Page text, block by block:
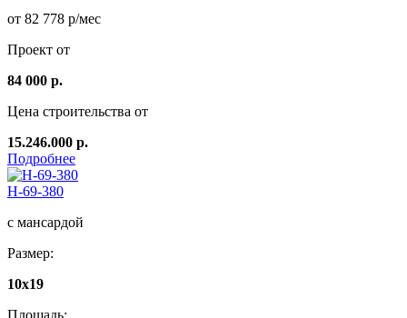
от 82 778 р/мес
Проект от
84 000 р.
Цена строительства от
15.246.000 р.
Подробнее
Н-69-380
с мансардой
Размер:
10x19